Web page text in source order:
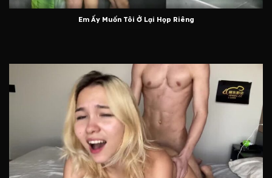
Em Ấy Muốn Tôi Ở Lại Họp Riêng